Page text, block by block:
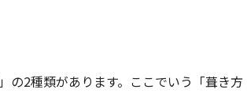
の2種類があります。ここでいう「葺き